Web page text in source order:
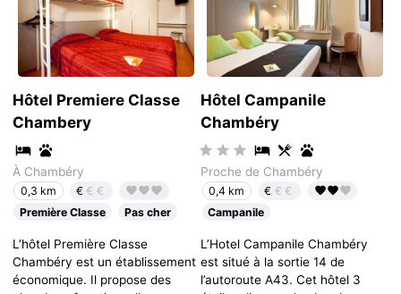
Hôtel Premiere Classe
Chambery
À Chambéry
0,3 km €€€
Première Classe
Pas cher
L’hôtel Première Classe
Chambéry est un établissement
économique. Il propose des
Hôtel Campanile
Chambéry
Proche de Chambéry
0,4 km € €€
Campanile
L’Hotel Campanile Chambéry
est situé à la sortie 14 de
l’autoroute A43. Cet hôtel 3